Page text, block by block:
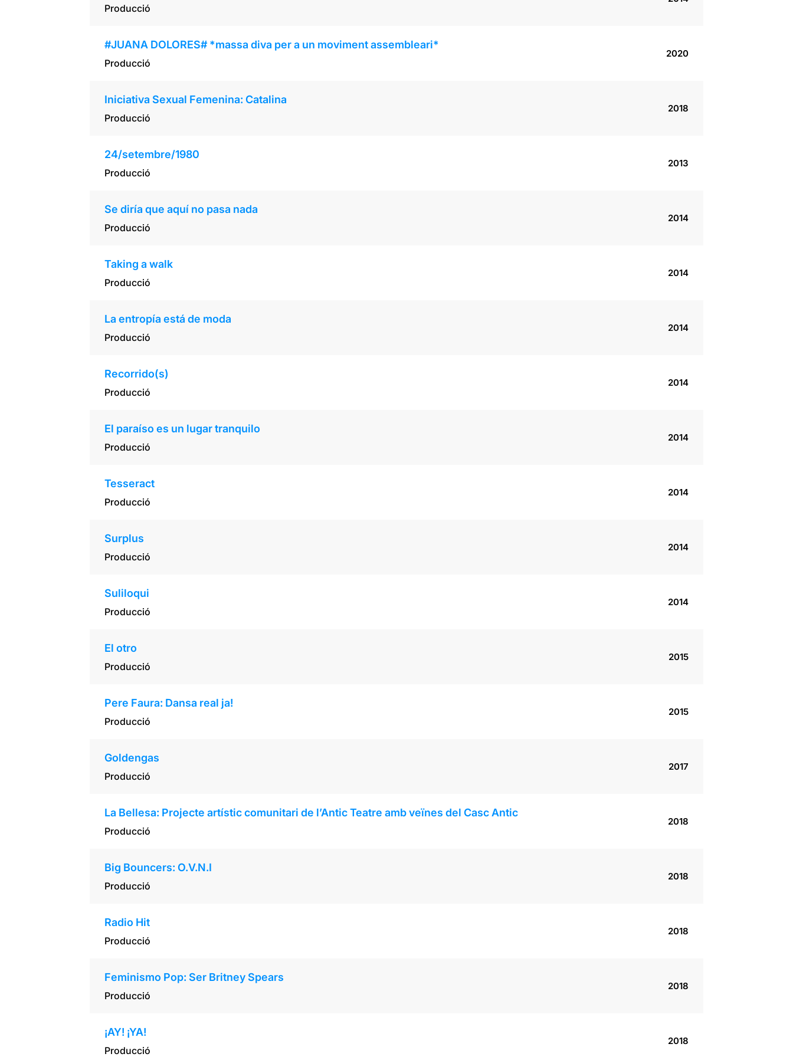
Producció
#JUANA DOLORES# *massa diva per a un moviment assembleari*
Producció
2020
Iniciativa Sexual Femenina: Catalina
Producció
2018
24/setembre/1980
Producció
2013
Se diría que aquí no pasa nada
Producció
2014
Taking a walk
Producció
2014
La entropía está de moda
Producció
2014
Recorrido(s)
Producció
2014
El paraíso es un lugar tranquilo
Producció
2014
Tesseract
Producció
2014
Surplus
Producció
2014
Suliloqui
Producció
2014
El otro
Producció
2015
Pere Faura: Dansa real ja!
Producció
2015
Goldengas
Producció
2017
La Bellesa: Projecte artístic comunitari de l’Antic Teatre amb veïnes del Casc Antic
Producció
2018
Big Bouncers: O.V.N.I
Producció
2018
Radio Hit
Producció
2018
Feminismo Pop: Ser Britney Spears
Producció
2018
¡AY! ¡YA!
Producció
2018